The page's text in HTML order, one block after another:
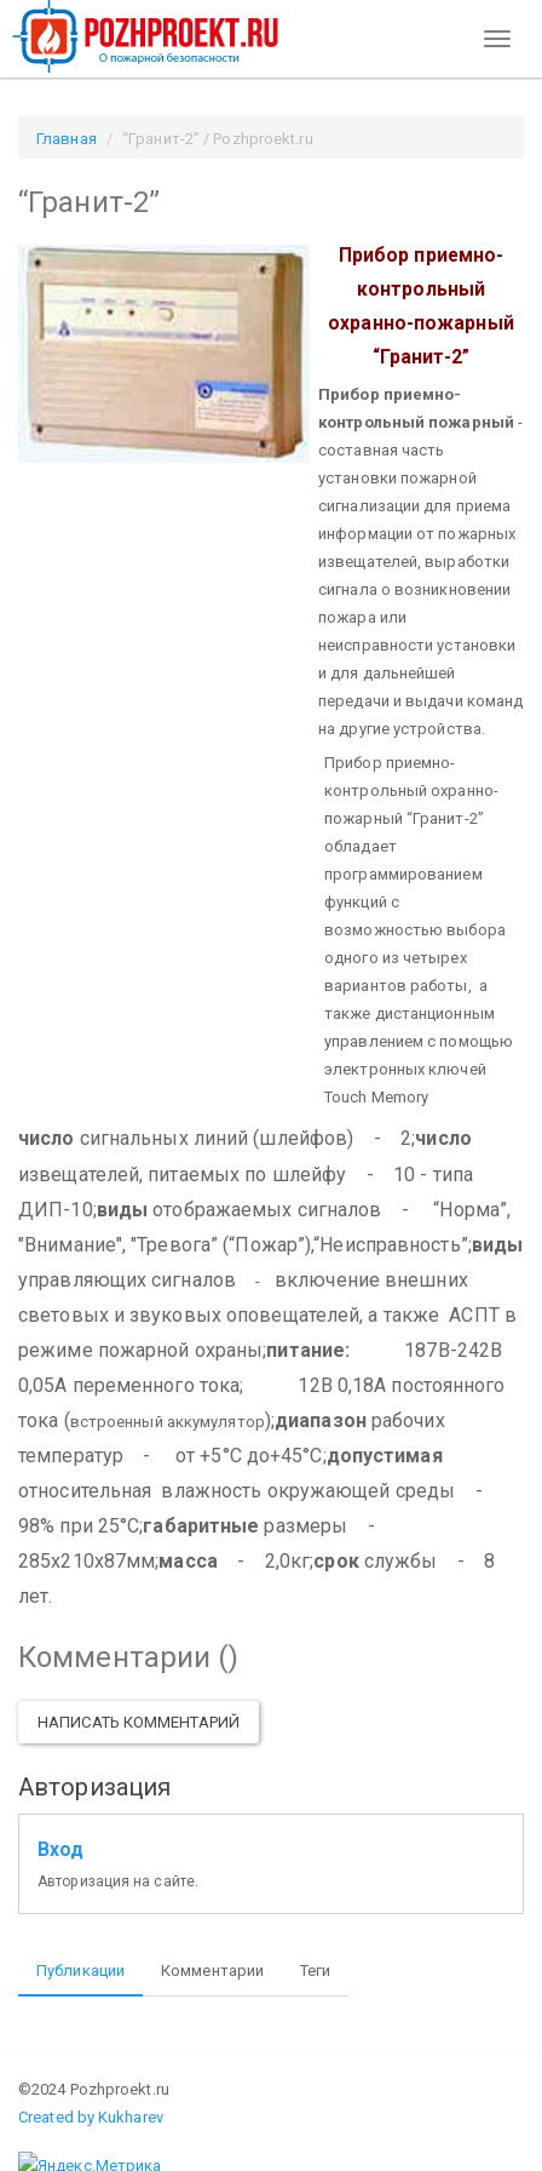
Главная “Гранит-2” / Pozhproekt.ru
“Гранит-2”
Прибор приемно-
контрольный
охранно-пожарный
“Гранит-2”
Прибор приемно-
контрольный пожарный -
составная часть
установки пожарной
сигнализации для приема
информации от пожарных
извещателей, выработки
сигнала о возникновении
пожара или
неисправности установки
и для дальнейшей
передачи и выдачи команд
на другие устройства.
Прибор приемно-
контрольный охранно-
пожарный “Гранит-2”
обладает
программированием
функций с
возможностью выбора
одного из четырех
вариантов работы, а
также дистанционным
управлением с помощью
электронных ключей
Touch Memory
число сигнальных линий (шлейфов) - 2;число
извещателей, питаемых по шлейфу - 10 - типа
ДИП-10;виды отображаемых сигналов - “Норма”,
"Внимание", "Тревога” (“Пожар”),“Неисправность”;виды
управляющих сигналов - включение внешних
световых и звуковых оповещателей, а также АСПТ в
режиме пожарной охраны;питание: 187В-242В
0,05А переменного тока; 12В 0,18А постоянного
тока (встроенный аккумулятор);диапазонрабочих
температур - от +5°С до+45°С;допустимая
относительная влажность окружающей среды -
98% при 25°С;габаритные размеры -
285х210х87мм;масса - 2,0кг;срокслужбы - 8
лет.
Комментарии ()
НАПИСАТЬ КОММЕНТАРИЙ
Авторизация
Вход
Авторизация на сайте.
Публикации Комментарии Теги
©2024 Pozhproekt.ru
Created by Kukharev